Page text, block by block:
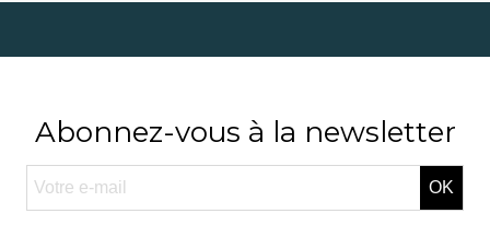
Abonnez-vous à la newsletter
OK